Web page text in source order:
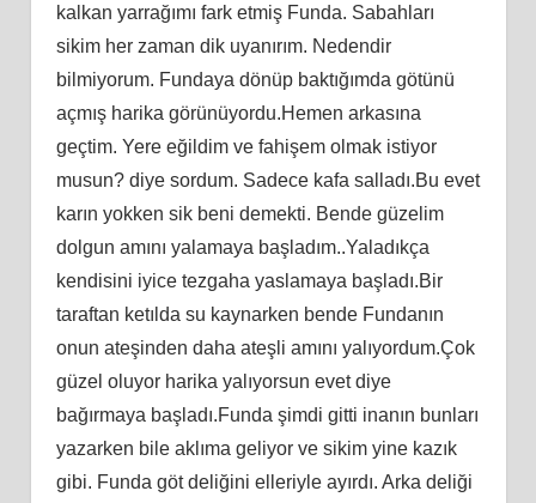
kalkan yarrağımı fark etmiş Funda. Sabahları
sikim her zaman dik uyanırım. Nedendir
bilmiyorum. Fundaya dönüp baktığımda götünü
açmış harika görünüyordu.Hemen arkasına
geçtim. Yere eğildim ve fahişem olmak istiyor
musun? diye sordum. Sadece kafa salladı.Bu evet
karın yokken sik beni demekti. Bende güzelim
dolgun amını yalamaya başladım..Yaladıkça
kendisini iyice tezgaha yaslamaya başladı.Bir
taraftan ketılda su kaynarken bende Fundanın
onun ateşinden daha ateşli amını yalıyordum.Çok
güzel oluyor harika yalıyorsun evet diye
bağırmaya başladı.Funda şimdi gitti inanın bunları
yazarken bile aklıma geliyor ve sikim yine kazık
gibi. Funda göt deliğini elleriyle ayırdı. Arka deliği